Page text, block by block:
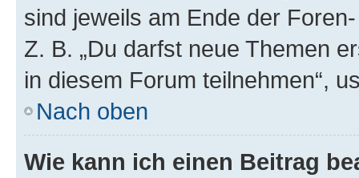
sind jeweils am Ende der
Z. B. „Du darfst neue Themen
in diesem Forum teilnehmen“,
Nach oben
Wie kann ich einen Beitrag